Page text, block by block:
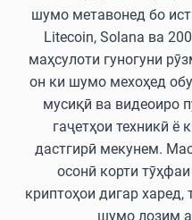
шумо метавонед бо
Litecoin, Solana ва
маҳсулоти гуногуни
он ки шумо мехоҳед
мусиқӣ ва видеоиро
гаҷетҳои техникӣ
дастгирӣ мекунем.
осонӣ корти
криптоҳои дигар харед,
шумо лозим